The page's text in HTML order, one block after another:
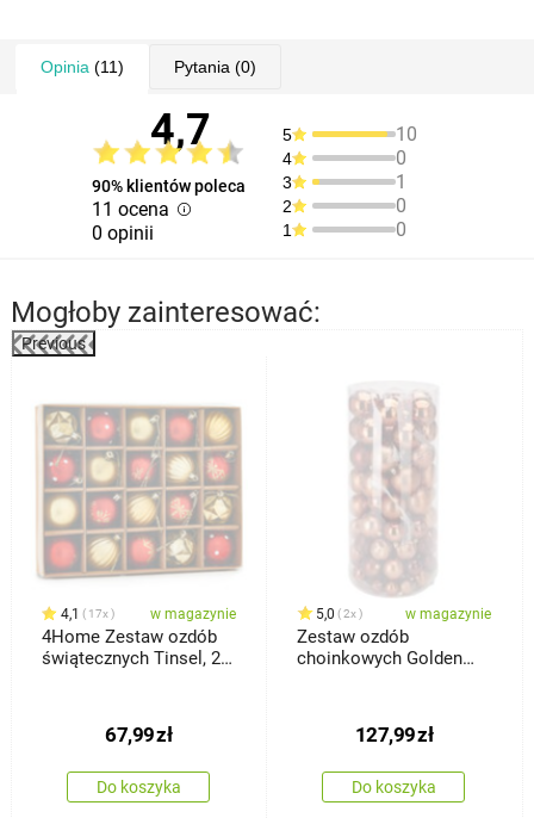
Opinia (11) Pytania (0)
4,7
90% klientów poleca
11 ocena
0 opinii
5 10
4 0
3 1
2 0
1 0
Mogłoby zainteresować:
Previous
4,1 17x w magazynie
4Home Zestaw ozdób
świątecznych Tinsel, 20
67,99zł
Do koszyka
5,0 2x w magazynie
Zestaw ozdób
choinkowych Golden
127,99zł
Do koszyka